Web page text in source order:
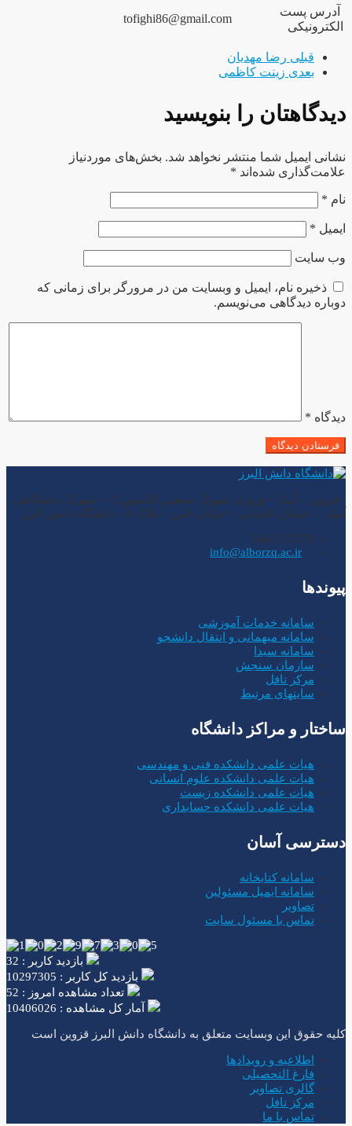
آدرس پست
الکترونیکی
tofighi86@gmail.com
قبلی رضا مهدیان
بعدی زینت کاظمی
دیدگاهتان را بنویسید
نشانی ایمیل شما منتشر نخواهد شد. بخش‌های موردنیاز
علامت‌گذاری شده‌اند *
نام *
ایمیل *
وب‌ سایت
ذخیره نام، ایمیل و وبسایت من در مرورگر برای زمانی که
دوباره دیدگاهی می‌نویسم.
دیدگاه *
قزوین – آبیک – ورودی شهرک صنعتی کاسپین 2 – شهرک دانشگاهی
آبیک – خیابان کاشانی – خیابان البرز – پلاک 0 – دانشگاه دانش البرز
3441152278
info@alborzq.ac.ir
پیوندها
سامانه خدمات آموزشی
سامانه میهمانی و انتقال دانشجو
سامانه سیدا
سازمان سنجش
مرکز تافل
سایتهای مرتبط
ساختار و مراکز دانشگاه
هیات علمی دانشکده فنی و مهندسی
هیات علمی دانشکده علوم انسانی
هیات علمی دانشکده زیست
هیات علمی دانشکده حسابداری
دسترسی آسان
سامانه کتابخانه
سامانه ایمیل مسئولین
تصاویر
تماس با مسئول سایت
بازدید کاربر : 32
بازدید کل کاربر : 10297305
تعداد مشاهده امروز : 52
آمار کل مشاهده : 10406026
کلیه حقوق این وبسایت متعلق به دانشگاه دانش البرز قزوین است
اطلاعیه و رویدادها
فارغ التحصیلی
گالری تصاویر
مرکز تافل
تماس با ما